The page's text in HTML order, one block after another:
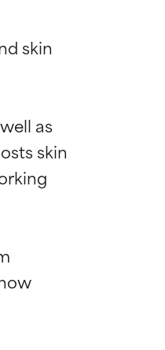
skin
as
skin